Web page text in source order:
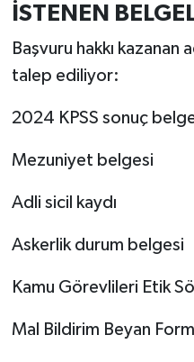
İSTENEN
Başvuru hakkı
talep ediliyor:
2024 KPSS sonuç
Mezuniyet belgesi
Adli sicil kaydı
Askerlik durum belgesi
Kamu Görevlileri Etik
Mal Bildirim Beyan